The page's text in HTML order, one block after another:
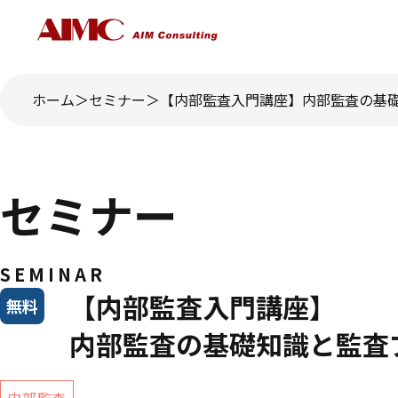
ホーム セミナー 【内部監査入門講座】内部監査の
セミナー
SEMINAR
【内部監査入門講座】
内部監査の基礎知識と監
無料